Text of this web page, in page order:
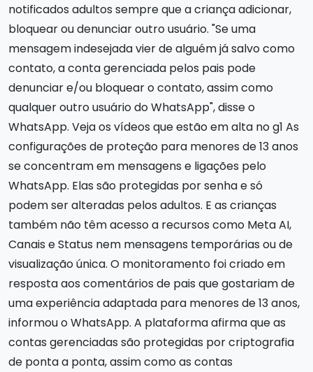
notificados adultos sempre que a criança adicionar,
bloquear ou denunciar outro usuário. "Se uma
mensagem indesejada vier de alguém já salvo como
contato, a conta gerenciada pelos pais pode
denunciar e/ou bloquear o contato, assim como
qualquer outro usuário do WhatsApp", disse o
WhatsApp. Veja os vídeos que estão em alta no g1 As
configurações de proteção para menores de 13 anos
se concentram em mensagens e ligações pelo
WhatsApp. Elas são protegidas por senha e só
podem ser alteradas pelos adultos. E as crianças
também não têm acesso a recursos como Meta AI,
Canais e Status nem mensagens temporárias ou de
visualização única. O monitoramento foi criado em
resposta aos comentários de pais que gostariam de
uma experiência adaptada para menores de 13 anos,
informou o WhatsApp. A plataforma afirma que as
contas gerenciadas são protegidas por criptografia
de ponta a ponta, assim como as contas